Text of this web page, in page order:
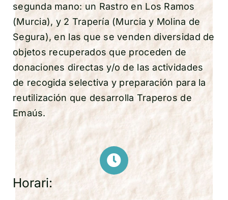
segunda mano: un Rastro en Los Ramos
(Murcia), y 2 Trapería (Murcia y Molina de
Segura), en las que se venden diversidad de
objetos recuperados que proceden de
donaciones directas y/o de las actividades
de recogida selectiva y preparación para la
reutilización que desarrolla Traperos de
Emaús.
Horari: